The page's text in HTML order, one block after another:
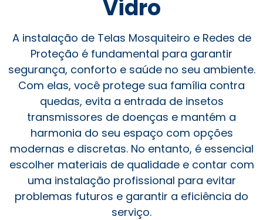
Vidro
A instalação de Telas Mosquiteiro e Redes de
Proteção é fundamental para garantir
segurança, conforto e saúde no seu ambiente.
Com elas, você protege sua família contra
quedas, evita a entrada de insetos
transmissores de doenças e mantém a
harmonia do seu espaço com opções
modernas e discretas. No entanto, é essencial
escolher materiais de qualidade e contar com
uma instalação profissional para evitar
problemas futuros e garantir a eficiência do
serviço.